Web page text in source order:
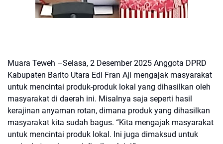
Muara Teweh –Selasa, 2 Desember 2025 Anggota DPRD
Kabupaten Barito Utara Edi Fran Aji mengajak masyarakat
untuk mencintai produk-produk lokal yang dihasilkan oleh
masyarakat di daerah ini. Misalnya saja seperti hasil
kerajinan anyaman rotan, dimana produk yang dihasilkan
masyarakat kita sudah bagus. “Kita mengajak masyarakat
untuk mencintai produk lokal. Ini juga dimaksud untuk